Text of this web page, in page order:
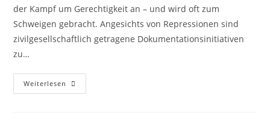
der Kampf um Gerechtigkeit an – und wird oft zum
Schweigen gebracht. Angesichts von Repressionen sind
zivilgesellschaftlich getragene Dokumentationsinitiativen
zu…
Weiterlesen